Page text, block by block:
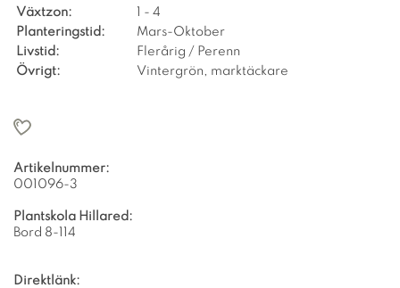
Växtzon:
1 - 4
Planteringstid:
Mars-Oktober
Livstid:
Flerårig / Perenn
Övrigt:
Vintergrön, marktäckare
Artikelnummer:
001096-3
Plantskola Hillared:
Bord 8-114
Direktlänk: